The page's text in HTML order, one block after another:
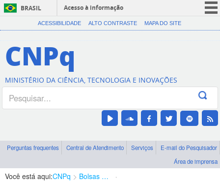
BRASIL
Acesso à informação
CORONAVÍRUS (COVID-19)
Canais
ACESSIBILIDADE ALTO CONTRASTE MAPA DO SITE
CNPq
MINISTÉRIO DA CIÊNCIA, TECNOLOGIA E INOVAÇÕES
Perguntas frequentes Central de Atendimento Serviços
E-mail do Pesquisador
Área de imprensa
Você está aqui:CNPq Bolsas e Auxílios Vigentes